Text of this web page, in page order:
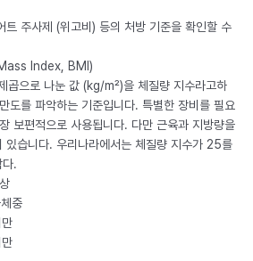
트 주사제 (위고비) 등의 처방 기준을 확인할 수
Index, BMI)
곱으로 나눈 값 (kg/m²)을 체질량 지수라고하
도를 파악하는 기준입니다. 특별한 장비를 필요
보편적으로 사용됩니다. 다만 근육과 지방량을
있습니다. 우리나라에서는 체질량 지수가 25를
다.
중